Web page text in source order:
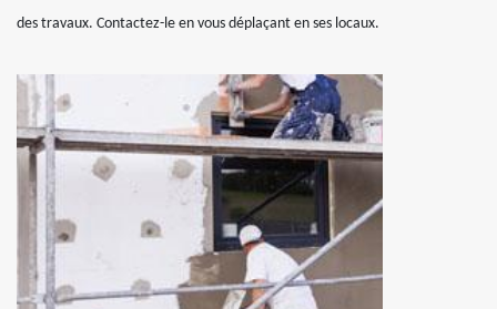
des travaux. Contactez-le en vous déplaçant en ses locaux.